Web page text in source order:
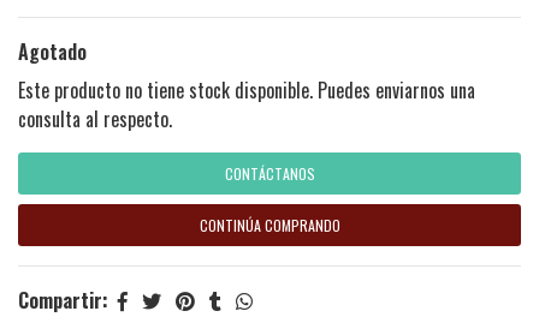
Agotado
Este producto no tiene stock disponible. Puedes enviarnos una
consulta al respecto.
CONTÁCTANOS
CONTINÚA COMPRANDO
Compartir: